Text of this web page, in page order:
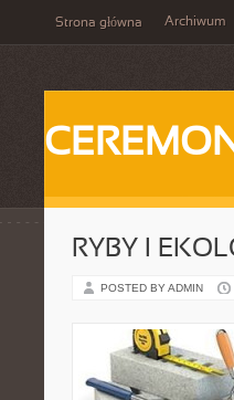
Strona główna Archiwum
RYBY I
POSTED BY ADMIN